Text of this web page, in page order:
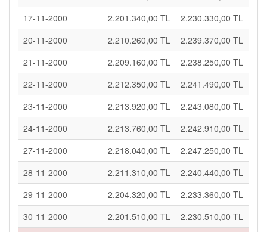
17-11-2000
2.201.340,00 TL
2.230.330,00 TL
20-11-2000
2.210.260,00 TL
2.239.370,00 TL
21-11-2000
2.209.160,00 TL
2.238.250,00 TL
22-11-2000
2.212.350,00 TL
2.241.490,00 TL
23-11-2000
2.213.920,00 TL
2.243.080,00 TL
24-11-2000
2.213.760,00 TL
2.242.910,00 TL
27-11-2000
2.218.040,00 TL
2.247.250,00 TL
28-11-2000
2.211.310,00 TL
2.240.440,00 TL
29-11-2000
2.204.320,00 TL
2.233.360,00 TL
30-11-2000
2.201.510,00 TL 2.230.510,00 TL